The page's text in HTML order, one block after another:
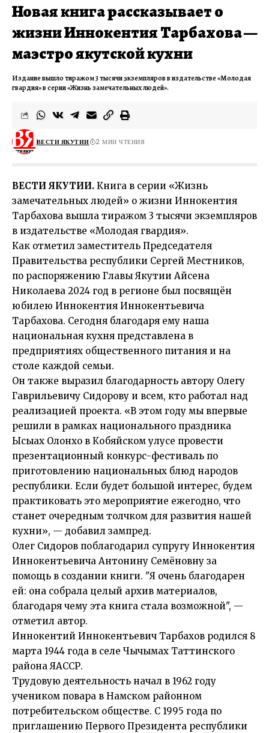
Новая книга рассказывает о
жизни Иннокентия Тарбахова —
маэстро якутской кухни
Издание вышло тиражом 3 тысячи экземпляров в издательстве «Молодая
гвардия» в серии «Жизнь замечательных людей».
ВЕСТИ ЯКУТИИ 2 МИН ЧТЕНИЯ
ВЕСТИ ЯКУТИИ. Книга в серии «Жизнь
замечательных людей» о жизни Иннокентия
Тарбахова вышла тиражом 3 тысячи экземпляров
в издательстве «Молодая гвардия».
Как отметил заместитель Председателя
Правительства республики Сергей Местников,
по распоряжению Главы Якутии Айсена
Николаева 2024 год в регионе был посвящён
юбилею Иннокентия Иннокентьевича
Тарбахова. Сегодня благодаря ему наша
национальная кухня представлена в
предприятиях общественного питания и на
столе каждой семьи.
Он также выразил благодарность автору Олегу
Гаврильевичу Сидорову и всем, кто работал над
реализацией проекта. «В этом году мы впервые
решили в рамках национального праздника
Ысыах Олонхо в Кобяйском улусе провести
презентационный конкурс-фестиваль по
приготовлению национальных блюд народов
республики. Если будет большой интерес, будем
практиковать это мероприятие ежегодно, что
станет очередным толчком для развития нашей
кухни», — добавил зампред.
Олег Сидоров поблагодарил супругу Иннокентия
Иннокентьевича Антонину Семёновну за
помощь в создании книги. "Я очень благодарен
ей: она собрала целый архив материалов,
благодаря чему эта книга стала возможной", —
отметил автор.
Иннокентий Иннокентьевич Тарбахов родился 8
марта 1944 года в селе Чычымах Таттинского
района ЯАССР.
Трудовую деятельность начал в 1962 году
учеником повара в Намском районном
потребительском обществе. С 1995 года по
приглашению Первого Президента республики